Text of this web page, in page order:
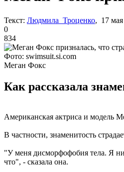
Текст: Людмила Троценко, 17 мая
0
834
Фото: swimsuit.si.com
Меган Фокс
Как рассказала
Американская актриса и модель
В частности, знаменитость
"У меня дисморфофобия тела. Я
что", - сказала она.